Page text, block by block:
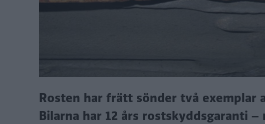
Rosten har frätt sönder två exemplar
Bilarna har 12 års rostskyddsgaranti –